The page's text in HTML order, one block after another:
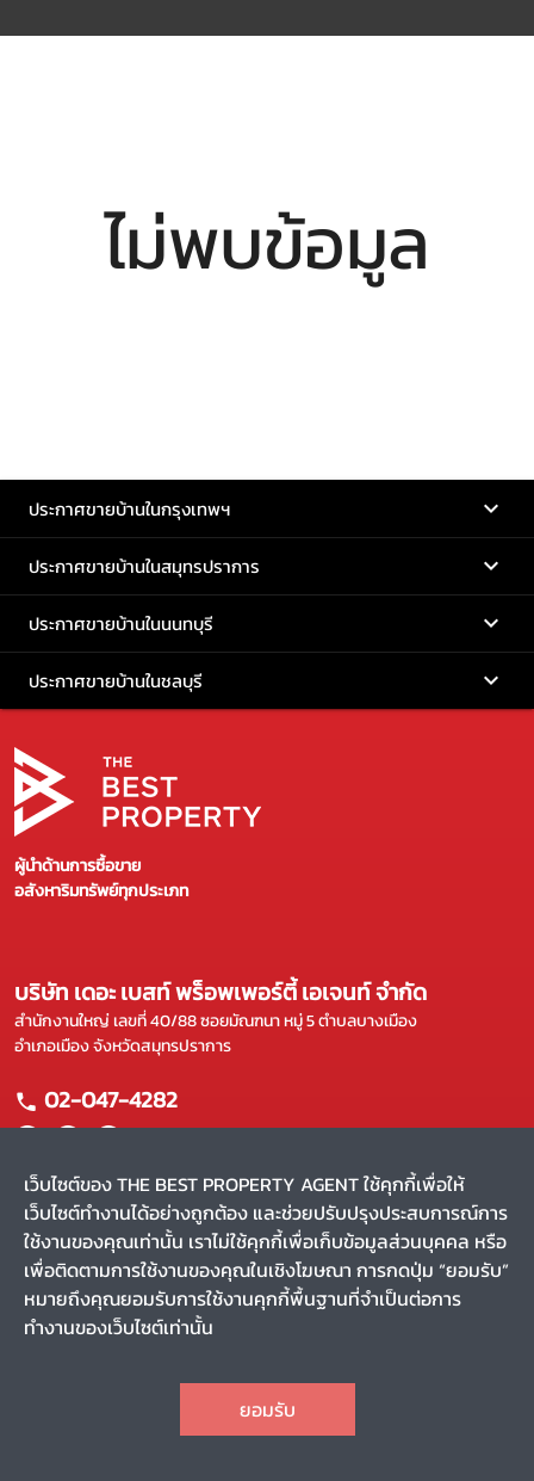
ไม่พบข้อมูล
ประกาศขายบ้านในกรุงเทพฯ
ประกาศขายบ้านในสมุทรปราการ
ประกาศขายบ้านในนนทบุรี
ประกาศขายบ้านในชลบุรี
ผู้นำด้านการซื้อขาย
อสังหาริมทรัพย์ทุกประเภท
บริษัท เดอะ เบสท์ พร็อพเพอร์ตี้ เอเจนท์ จำกัด
สำนักงานใหญ่ เลขที่ 40/88 ซอยมัณฑนา หมู่ 5 ตำบลบางเมือง
อำเภอเมือง จังหวัดสมุทรปราการ
02-047-4282
แผนผังเว็บไซต์
หน้าหลัก
บริการของเรา
ขาย
ผลงานของเรา
เช่า
ค้นหาตัวแทน
สงวนลิขสิทธิ์ พ.ศ. 2569 บริษัท เดอะ เบสท์ พร็อพเพอร์ตี้ เอเจนท์
เว็บไซต์ของ THE BEST PROPERTY AGENT ใช้คุกกี้เพื่อให้
เว็บไซต์ทำงานได้อย่างถูกต้อง และช่วยปรับปรุงประสบการณ์การ
ใช้งานของคุณเท่านั้น เราไม่ใช้คุกกี้เพื่อเก็บข้อมูลส่วนบุคคล หรือ
เพื่อติดตามการใช้งานของคุณในเชิงโฆษณา การกดปุ่ม “ยอมรับ”
หมายถึงคุณยอมรับการใช้งานคุกกี้พื้นฐานที่จำเป็นต่อการ
ทำงานของเว็บไซต์เท่านั้น
ยอมรับ